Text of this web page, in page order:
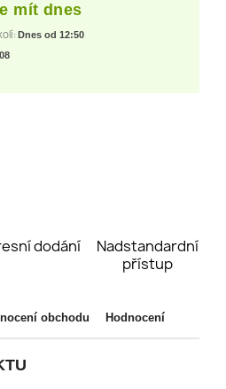
mít dnes
Dnes od 12:50
dodání
Nadstandardní
přístup
obchodu Hodnocení